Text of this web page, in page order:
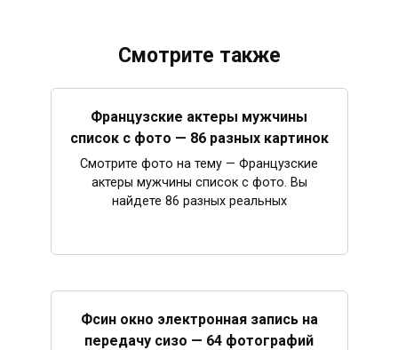
Смотрите также
Французские актеры мужчины
список с фото — 86 разных картинок
Смотрите фото на тему — Французские
актеры мужчины список с фото. Вы
найдете 86 разных реальных
Фсин окно электронная запись на
передачу сизо — 64 фотографий